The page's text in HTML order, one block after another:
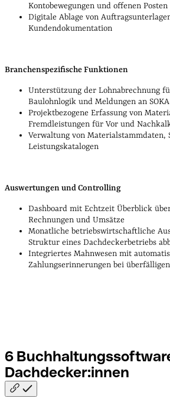
Kontobewegungen und offenen Posten
Digitale Ablage von
Kundendokumentation
Branchenspezifische Funktionen
Unterstützung der Lohnabrechnung
Baulohnlogik und Meldungen an
Projektbezogene Erfassung von
Fremdleistungen für Vor und
Verwaltung von Materialstammdaten,
Leistungskatalogen
Auswertungen und Controlling
Dashboard mit Echtzeit Überblick
Rechnungen und Umsätze
Monatliche betriebswirtschaftliche
Struktur eines Dachdeckerbetriebs
Integriertes Mahnwesen mit
Zahlungserinnerungen bei
6
Dachdecker:innen